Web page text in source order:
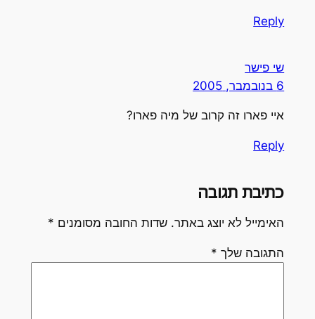
Reply
שי פישר
6 בנובמבר, 2005
איי פארו זה קרוב של מיה פארו?
Reply
כתיבת תגובה
האימייל לא יוצג באתר. שדות החובה מסומנים *
התגובה שלך *